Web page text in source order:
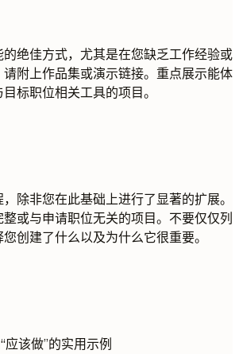
绝佳方式，尤其是在您缺乏工作经验或
附上作品集或演示链接。重点展示能体
标职位相关工具的项目。
除非您在此基础上进行了显著的扩展。
或与申请职位无关的项目。不要仅仅列
创建了什么以及为什么它很重要。
应该做”的实用示例